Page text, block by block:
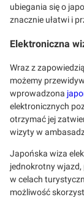
ubiegania się o
znacznie ułatwi i
Elektroniczna
Wraz z
możemy
wprowadzona
elektronicznych
otrzymać jej
wizyty w
Japońska wiza
jednokrotny
w celach
możliwość